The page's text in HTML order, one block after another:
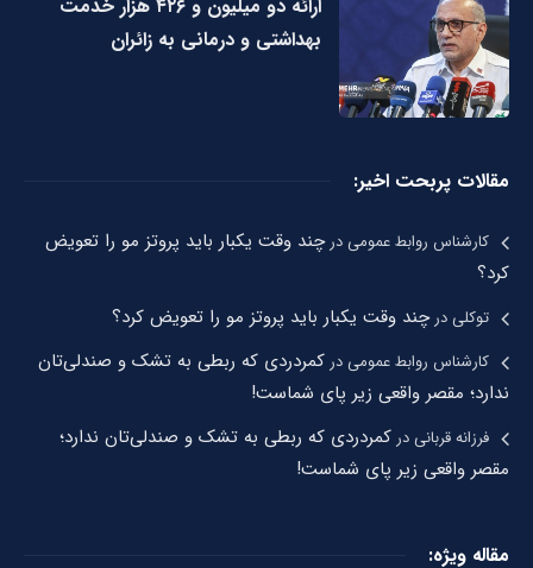
ارائه دو میلیون و ۴۲۶ هزار خدمت
بهداشتی و درمانی به زائران
مقالات پربحت اخیر:
کارشناس روابط عمومیدرچند وقت یکبار باید پروتز مو را تعویض
کرد؟
توکلیدرچند وقت یکبار باید پروتز مو را تعویض کرد؟
کارشناس روابط عمومیدرکمردردی که ربطی به تشک و صندلی‌تان
ندارد؛ مقصر واقعی زیر پای شماست!
فرزانه قربانیدرکمردردی که ربطی به تشک و صندلی‌تان ندارد؛
مقصر واقعی زیر پای شماست!
مقاله ویژه: